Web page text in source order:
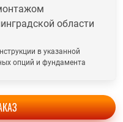
области
в указанной
опций и фундамента